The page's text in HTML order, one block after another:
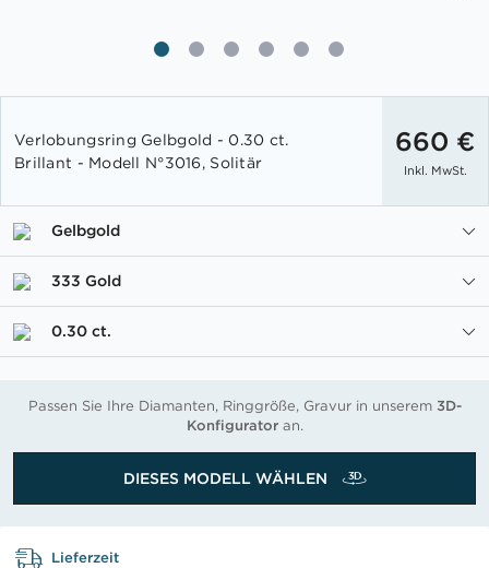
Anfang
der
Bildgalerie
Verlobungsring Gelbgold - 0.30 ct.
Brillant - Modell N°3016, Solitär
660 €
Inkl. MwSt.
Gelbgold
333 Gold
0.30 ct.
Passen Sie Ihre Diamanten, Ringgröße, Gravur in unserem 3D-
Konfiguratoran.
DIESES MODELL WÄHLEN
Lieferzeit